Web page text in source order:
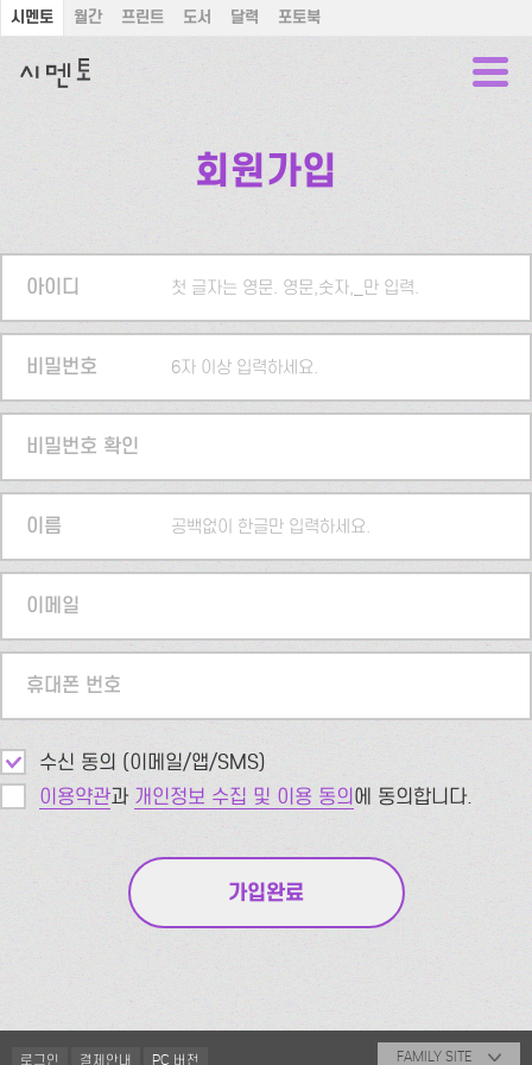
시멘토 월간 프린트 도서 달력 포토북
회원가입
아이디 첫 글자는 영문. 영문,숫자,_만 입력.
비밀번호 6자 이상 입력하세요.
비밀번호 확인
이름 공백없이 한글만 입력하세요.
이메일
휴대폰 번호
수신 동의 (이메일/앱/SMS)
이용약관과 개인정보 수집 및 이용 동의에 동의합니다.
로그인 결제안내 PC 버전 FAMILY SITE